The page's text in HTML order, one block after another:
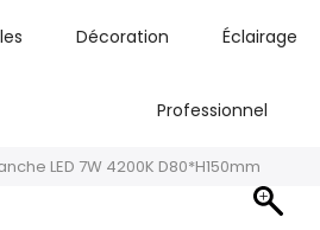
Décoration Éclairage
Professionnel
LED 7W 4200K D80*H150mm